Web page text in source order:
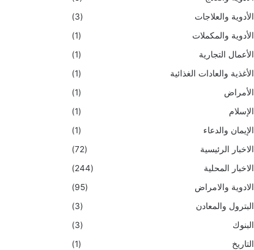
الأدوية والعلاجات
(3)
الأدوية والمكملات
(1)
الأعمال التجارية
(1)
الأغذية والعادات الغذائية
(1)
الأمراض
(1)
الإسلام
(1)
الإيمان والدعاء
(1)
الاخبار الرئيسية
(72)
الاخبار المحلية
(244)
الادوية والامراض
(95)
البترول والمعادن
(3)
البنوك
(3)
التاريخ
(1)